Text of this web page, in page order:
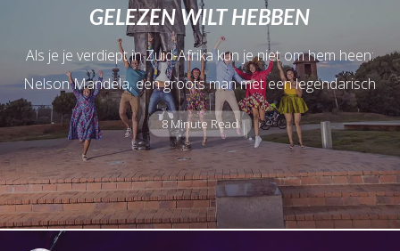
GELEZEN WILT HEBBEN
Als je je verdiept in Zuid-Afrika kun je niet om hem heen:
Nelson Mandela, een groots man met een legendarisch
8 Minute Read